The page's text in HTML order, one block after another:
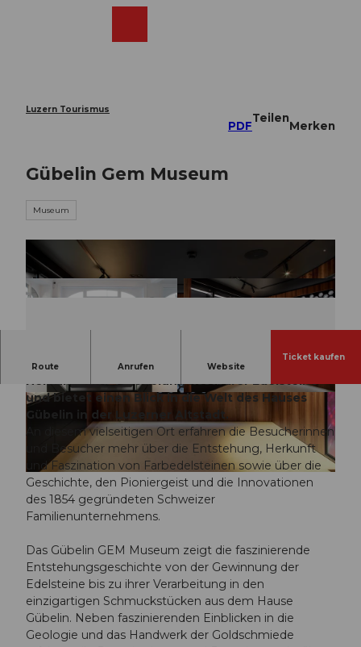
Luzern Tourismus
PDF
Teilen
Merken
Gübelin Gem Museum
Museum
© Gübelin Gem Museum |CC-BY-NC-ND
G
e
m
s
e
u
.
p
n
g
g
b
e
l
i
n
-
m
-
m
u
s
e
Route Anrufen Website
Ticket kaufen
Das Gübelin GEM Museum präsentiert die
Herkunft und Veredelung kostbarer Edelsteine
und bietet einen Blick in die Welt des Hauses
Gübelin in der Luzerner Altstadt.
An diesem vielseitigen Ort erfahren die Besucherinnen
und Besucher mehr über die Entstehung, Herkunft
und Faszination von Farbedelsteinen sowie über die
Geschichte, den Pioniergeist und die Innovationen
des 1854 gegründeten Schweizer
Familienunternehmens.
Das Gübelin GEM Museum zeigt die faszinierende
Entstehungsgeschichte von der Gewinnung der
Edelsteine bis zu ihrer Verarbeitung in den
einzigartigen Schmuckstücken aus dem Hause
Gübelin. Neben faszinierenden Einblicken in die
Geologie und das Handwerk der Goldschmiede